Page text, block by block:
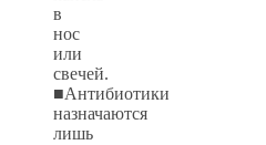
в
нос
или
свечей.
■Антибиотики
назначаются
лишь